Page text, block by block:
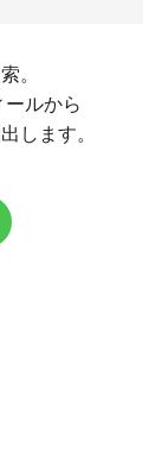
。
ルから
します。